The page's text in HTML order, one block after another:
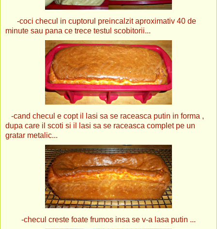
-coci checul in cuptorul preincalzit aproximativ 40 de
minute sau pana ce trece testul scobitorii...
-cand checul e copt il lasi sa se raceasca putin in forma ,
dupa care il scoti si il lasi sa se raceasca complet pe un
gratar metalic...
-checul creste foate frumos insa se v-a lasa putin ...